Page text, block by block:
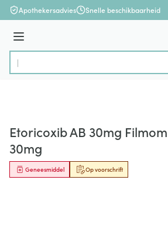
Ga naar de inhoud
Apothekersadvies Snelle beschikbaarheid
Menu
Product, merk, categorie...
Etoricoxib AB 30mg
30mg
Op voorschrift
Geneesmiddel